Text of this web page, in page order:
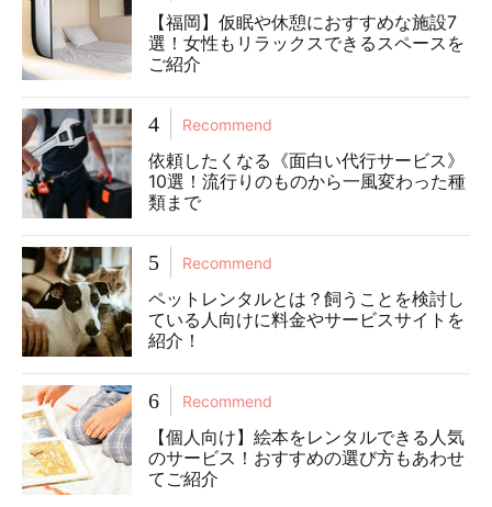
【福岡】仮眠や休憩におすすめな施設7
選！女性もリラックスできるスペースを
ご紹介
4 Recommend
依頼したくなる《面白い代行サービス》
10選！流行りのものから一風変わった種
類まで
5 Recommend
ペットレンタルとは？飼うことを検討し
ている人向けに料金やサービスサイトを
紹介！
6 Recommend
【個人向け】絵本をレンタルできる人気
のサービス！おすすめの選び方もあわせ
てご紹介